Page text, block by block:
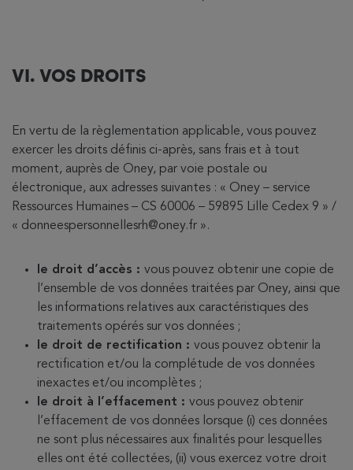
VI. VOS DROITS
En vertu de la règlementation applicable, vous pouvez
exercer les droits définis ci-après, sans frais et à tout
moment, auprès de Oney, par voie postale ou
électronique, aux adresses suivantes : « Oney – service
Ressources Humaines – CS 60006 – 59895 Lille Cedex 9 » /
« donneespersonnellesrh@oney.fr ».
le droit d’accès : vous pouvez obtenir une copie de
l’ensemble de vos données traitées par Oney, ainsi que
les informations relatives aux caractéristiques des
traitements opérés sur vos données ;
le droit de rectification : vous pouvez obtenir la
rectification et/ou la complétude de vos données
inexactes et/ou incomplètes ;
le droit à l’effacement : vous pouvez obtenir
l’effacement de vos données lorsque (i) ces données
ne sont plus nécessaires aux finalités pour lesquelles
elles ont été collectées, (ii) vous exercez votre droit